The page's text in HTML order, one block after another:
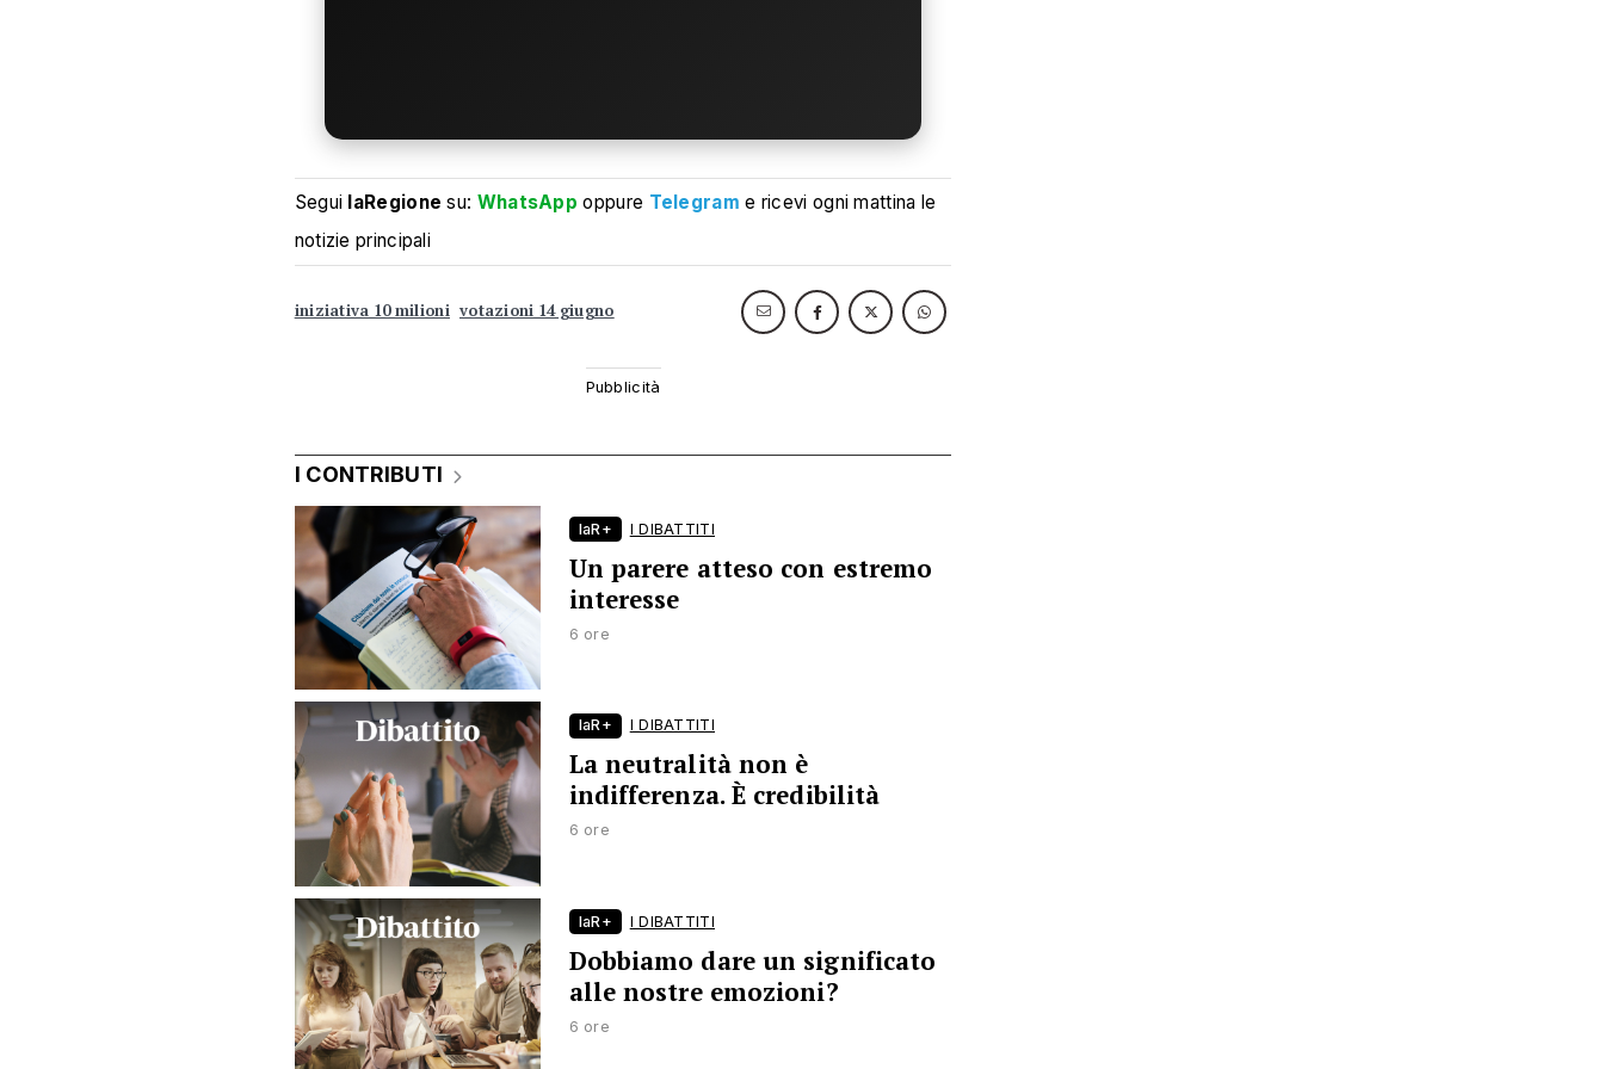
Segui laRegione su: WhatsApp oppure Telegram e ricevi ogni mattina le
notizie principali
iniziativa 10 milioni votazioni 14 giugno
I CONTRIBUTI
laR+ I DIBATTITI
Un parere atteso con estremo
interesse
6 ore
laR+ I DIBATTITI
La neutralità non è
indifferenza. È credibilità
6 ore
laR+ I DIBATTITI
Dobbiamo dare un significato
alle nostre emozioni?
6 ore